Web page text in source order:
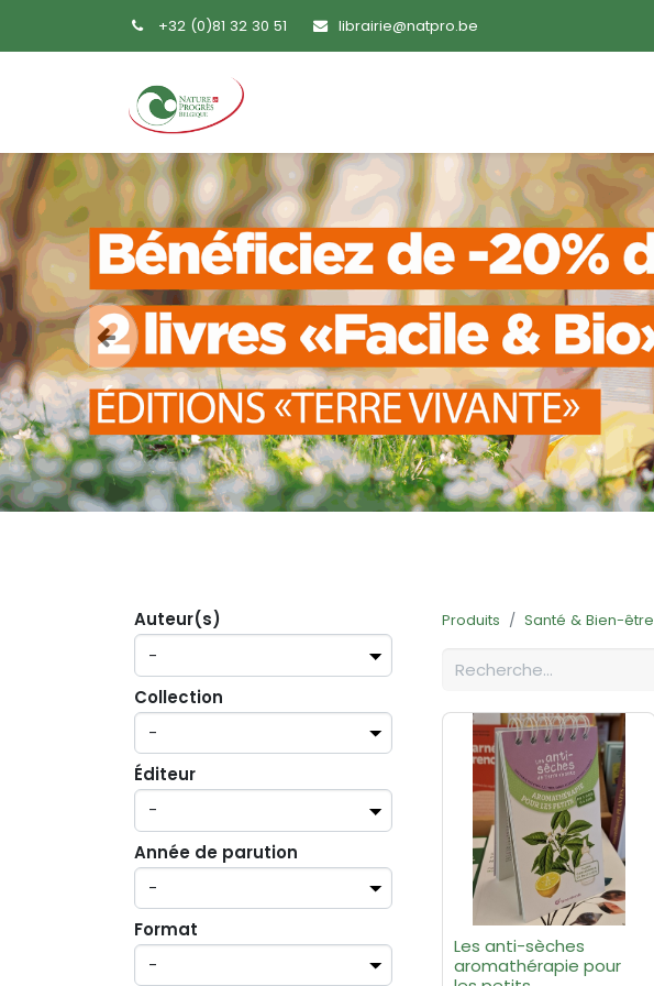
+32 (0)81 32 30 51 librairie@natpro.be
Précedent
Auteur(s)
Collection
Éditeur
Année de parution
Format
Produits Santé & Bien-être
Les anti-sèches
aromathérapie pour